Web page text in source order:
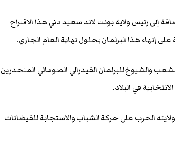
إلى رئيس ولاية بونت لاند سعيد دني هذا الاقتراح
إنهاء هذا البرلمان بحلول نهاية العام الجاري.
والشيوخ للبرلمان الفيدرالي الصومالي المنحدرين
في البلاد.
الحرب على حركة الشباب والاستجابة للفيضانات